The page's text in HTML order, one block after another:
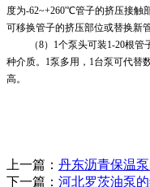
度为-62~+260'℃管子的挤压接触
可移换管子的挤压部位或替换新管
（8）1个泵头可装1-20根管
种介质。1泵多用，1台泵可代替
高。
上一篇： 丹东沥青保温
下一篇： 河北罗茨油泵